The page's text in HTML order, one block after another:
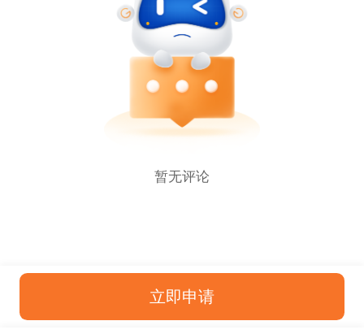
暂无评论
立即申请